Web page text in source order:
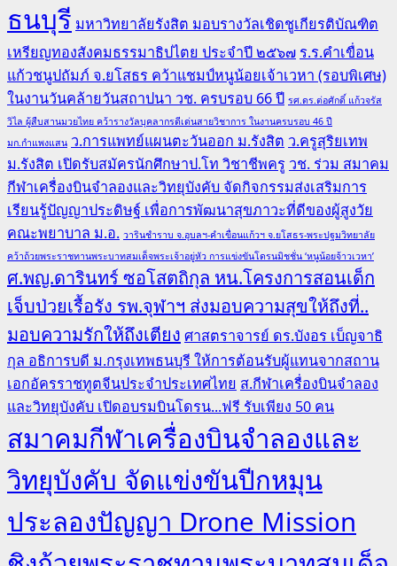
ธนบุรี มหาวิทยาลัยรังสิต มอบรางวัลเชิดชูเกียรติบัณฑิต
เหรียญทองสังคมธรรมาธิปไตย ประจำปี ๒๕๖๗ ร.ร.คำเขื่อน
แก้วชนูปถัมภ์ จ.ยโสธร คว้าแชมป์หนูน้อยเจ้าเวหา (รอบพิเศษ)
ในงานวันคล้ายวันสถาปนา วช. ครบรอบ 66 ปี รศ.ดร.ต่อศักดิ์ แก้วจรัส
วิไล ผู้สืบสานมวยไทย คว้ารางวัลบุคลากรดีเด่นสายวิชาการ ในงานครบรอบ 46 ปี
มก.กำแพงแสน ว.การแพทย์แผนตะวันออก ม.รังสิต ว.ครูสุริยเทพ
ม.รังสิต เปิดรับสมัครนักศึกษาป.โท วิชาชีพครู วช. ร่วม สมาคม
กีฬาเครื่องบินจำลองและวิทยุบังคับ จัดกิจกรรมส่งเสริมการ
เรียนรู้ปัญญาประดิษฐ์ เพื่อการพัฒนาสุขภาวะที่ดีของผู้สูงวัย
คณะพยาบาล ม.อ. วารินชำราบ จ.อุบลฯ-คำเขื่อนแก้วฯ จ.ยโสธร-พระปฐมวิทยาลัย
คว้าถ้วยพระราชทานพระบาทสมเด็จพระเจ้าอยู่หัว การแข่งขันโดรนมิชชั่น ‘หนูน้อยจ้าวเวหา’
ศ.พญ.ดารินทร์ ซอโสตถิกุล หน.โครงการสอนเด็ก
เจ็บป่วยเรื้อรัง รพ.จุฬาฯ ส่งมอบความสุขให้ถึงที่..
มอบความรักให้ถึงเตียง ศาสตราจารย์ ดร.บังอร เบ็ญจาธิ
กุล อธิการบดี ม.กรุงเทพธนบุรี ให้การต้อนรับผู้แทนจากสถาน
เอกอัครราชทูตจีนประจำประเทศไทย ส.กีฬาเครื่องบินจำลอง
และวิทยุบังคับ เปิดอบรมบินโดรน...ฟรี รับเพียง 50 คน
สมาคมกีฬาเครื่องบินจำลองและ
วิทยุบังคับ จัดแข่งขันปีกหมุน
ประลองปัญญา Drone Mission